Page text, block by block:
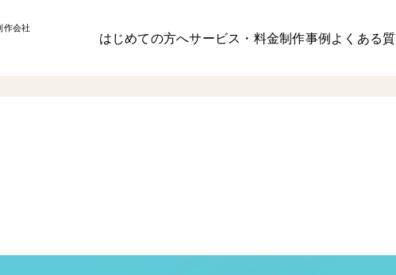
作会社
はじめての方へサービス・料金制作事例よくある